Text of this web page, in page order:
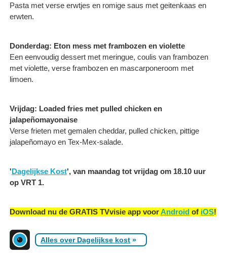
Pasta met verse erwtjes en romige saus met geitenkaas en
erwten.
Donderdag: Eton mess met frambozen en violette
Een eenvoudig dessert met meringue, coulis van frambozen
met violette, verse frambozen en mascarponeroom met
limoen.
Vrijdag: Loaded fries met pulled chicken en
jalapeñomayonaise
Verse frieten met gemalen cheddar, pulled chicken, pittige
jalapeñomayo en Tex-Mex-salade.
'Dagelijkse Kost', van maandag tot vrijdag om 18.10 uur
op VRT 1.
Download nu de GRATIS TVvisie app voorAndroid of iOS!
Alles over Dagelijkse kost »